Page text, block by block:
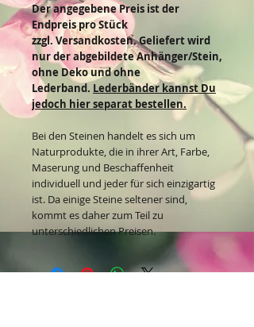
Der angegebene Preis ist der
Endpreis pro Stück
zzgl. Versandkosten. Geliefert wird
nur der abgebildete Anhänger/Stein,
ohne Deko und ohne
Lederband. Lederbänder kannst Du
jedoch hier separat bestellen.
Bei den Steinen handelt es sich um
Naturprodukte, die in ihrer Art, Farbe,
Maserung und Beschaffenheit
individuell und jeder für sich einzigartig
ist. Da einige Steine seltener sind,
kommt es daher zum Teil zu
unterschiedlichen Preisen.